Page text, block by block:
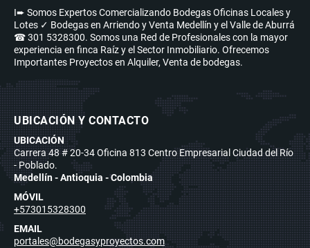
I➨ Somos Expertos Comercializando Bodegas Oficinas Locales y
Lotes ✓ Bodegas en Arriendo y Venta Medellín y el Valle de Aburrá
☎ 301 5328300. Somos una Red de Profesionales con la mayor
experiencia en finca Raíz y el Sector Inmobiliario. Ofrecemos
Importantes Proyectos en Alquiler, Venta de bodegas.
UBICACIÓN Y CONTACTO
UBICACIÓN
Carrera 48 # 20-34 Oficina 813 Centro Empresarial Ciudad del Río
- Poblado.
Medellín - Antioquia - Colombia
MÓVIL
+573015328300
EMAIL
portales@bodegasyproyectos.com